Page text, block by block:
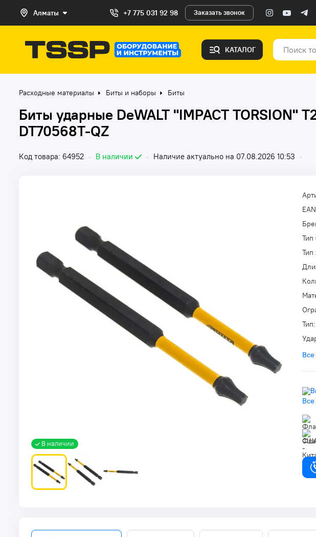
Алматы +7 775 031 92 98 Заказать звонок
КАТАЛОГ
Расходные материалы Биты и наборы Биты
Биты ударные DeWALT "IMPACT TORSION"
DT70568T-QZ
Код товара: 64952 • В наличии • Наличие актуально на 07.08.2026 10:53 •
В наличии
Тип
Тип
Тип:
Все
Все